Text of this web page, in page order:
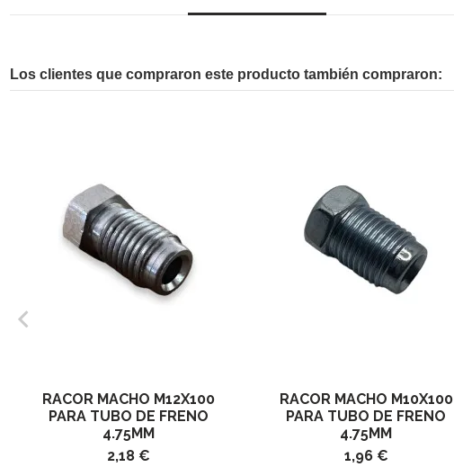
Los clientes que compraron este producto también compraron:
RACOR MACHO M12X100
PARA TUBO DE FRENO
4.75MM
2,18 €
RACOR MACHO M10X100
PARA TUBO DE FRENO
4.75MM
1,96 €